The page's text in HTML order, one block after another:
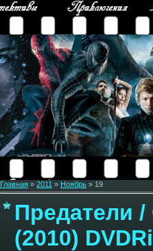
Главная » 2011 » Ноябрь » 19
Предатели
(2010)